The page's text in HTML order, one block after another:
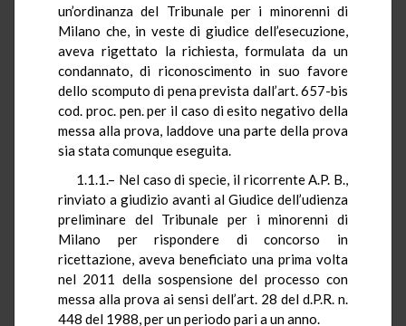
un’ordinanza del Tribunale per i minorenni di
Milano che, in veste di giudice dell’esecuzione,
aveva rigettato la richiesta, formulata da un
condannato, di riconoscimento in suo favore
dello scomputo di pena prevista dall’art. 657-bis
cod. proc. pen. per il caso di esito negativo della
messa alla prova, laddove una parte della prova
sia stata comunque eseguita.
1.1.1.– Nel caso di specie, il ricorrente A.P. B.,
rinviato a giudizio avanti al Giudice dell’udienza
preliminare del Tribunale per i minorenni di
Milano per rispondere di concorso in
ricettazione, aveva beneficiato una prima volta
nel 2011 della sospensione del processo con
messa alla prova ai sensi dell’art. 28 del d.P.R. n.
448 del 1988, per un periodo pari a un anno.